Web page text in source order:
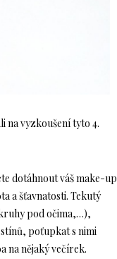
na vyzkoušení tyto 4.
dotáhnout váš make-up
a šťavnatosti. Tekutý
pod očima,…),
poťupkat s nimi
na nějaký večírek.